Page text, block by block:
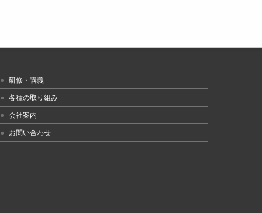
研修・講義
各種の取り組み
会社案内
お問い合わせ